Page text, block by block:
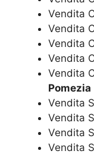
Vendita
Vendita
Vendita
Vendita
Vendita
Pomezia
Vendita
Vendita
Vendita
Vendita